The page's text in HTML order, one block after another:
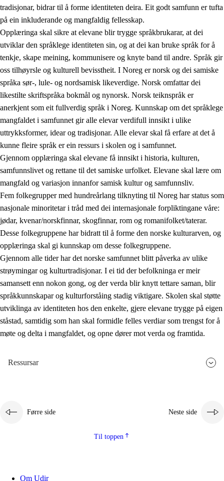
tradisjonar, bidrar til å forme identiteten deira. Eit godt samfunn er tufta
på ein inkluderande og mangfaldig fellesskap.
Opplæringa skal sikre at elevane blir trygge språkbrukarar, at dei
utviklar den språklege identiteten sin, og at dei kan bruke språk for å
tenkje, skape meining, kommunisere og knyte band til andre. Språk gir
oss tilhøyrsle og kulturell bevisstheit. I Noreg er norsk og dei samiske
språka sør-, lule- og nordsamisk likeverdige. Norsk omfattar dei
likestilte skriftspråka bokmål og nynorsk. Norsk teiknspråk er
anerkjent som eit fullverdig språk i Noreg. Kunnskap om det språklege
mangfaldet i samfunnet gir alle elevar verdifull innsikt i ulike
uttrykksformer, idear og tradisjonar. Alle elevar skal få erfare at det å
kunne fleire språk er ein ressurs i skolen og i samfunnet.
Gjennom opplæringa skal elevane få innsikt i historia, kulturen,
samfunnslivet og rettane til det samiske urfolket. Elevane skal lære om
mangfald og variasjon innanfor samisk kultur og samfunnsliv.
Fem folkegrupper med hundreårlang tilknyting til Noreg har status som
nasjonale minoritetar i tråd med dei internasjonale forpliktingane våre:
jødar, kvenar/norskfinnar, skogfinnar, rom og romanifolket/taterar.
Desse folkegruppene har bidratt til å forme den norske kulturarven, og
opplæringa skal gi kunnskap om desse folkegruppene.
Gjennom alle tider har det norske samfunnet blitt påverka av ulike
strøymingar og kulturtradisjonar. I ei tid der befolkninga er meir
samansett enn nokon gong, og der verda blir knytt tettare saman, blir
språkkunnskapar og kulturforståing stadig viktigare. Skolen skal støtte
utviklinga av identiteten hos den enkelte, gjere elevane trygge på eigen
ståstad, samtidig som han skal formidle felles verdiar som trengst for å
møte og delta i mangfaldet, og opne dører mot verda og framtida.
Ressursar
Førre side Neste side
Til toppen
Om Udir